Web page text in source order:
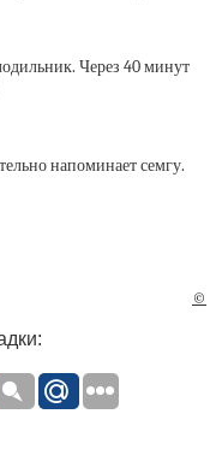
Через 40 минут
напоминает семгу.
©